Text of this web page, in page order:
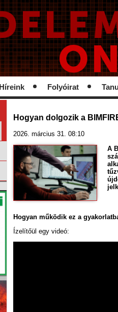
Híreink Folyóirat
Hogyan dolgozik a
2026. március 31. 08:10
A
Hogyan működik ez a
Ízelítőül egy videó: